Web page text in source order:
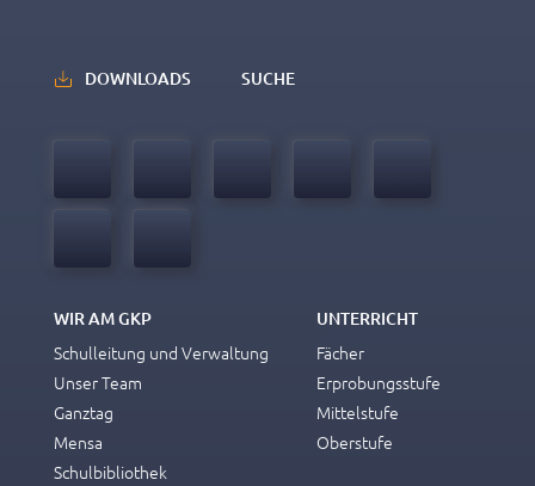
DOWNLOADS SUCHE
WIR AM GKP
Schulleitung und Verwaltung
Unser Team
Ganztag
Mensa
Schulbibliothek
UNTERRICHT
Fächer
Erprobungsstufe
Mittelstufe
Oberstufe